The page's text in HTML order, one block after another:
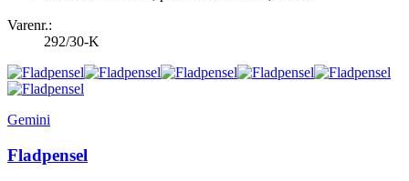
Varenr.:
292/30-K
Gemini
Fladpensel